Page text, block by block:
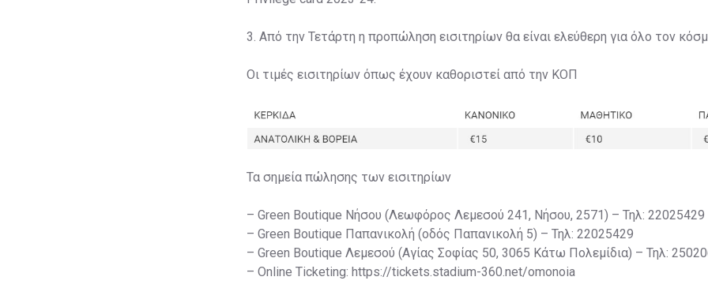
3. Από την Τετάρτη η προπώληση εισιτηρίων θα είναι ελεύθερη για όλο τον
Οι τιμές εισιτηρίων όπως έχουν καθοριστεί από την ΚΟΠ
Τα σημεία πώλησης των εισιτηρίων
– Green Boutique Νήσου (Λεωφόρος Λεμεσού 241, Νήσου, 2571) – Τηλ: 22025429
– Green Boutique Παπανικολή (οδός Παπανικολή 5) – Τηλ: 22025429
– Green Boutique Λεμεσού (Αγίας Σοφίας 50, 3065 Κάτω Πολεμίδια) – Τηλ:
– Online Ticketing: https://tickets.stadium-360.net/omonoia